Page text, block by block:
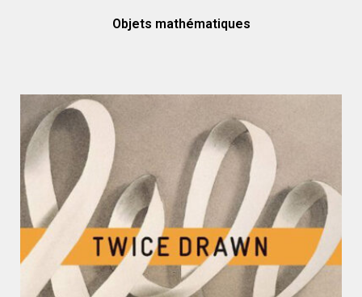
Objets mathématiques